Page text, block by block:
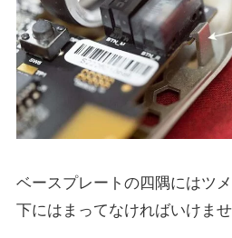
ベースプレートの四隅にはツ
下にはまってなければいけませ